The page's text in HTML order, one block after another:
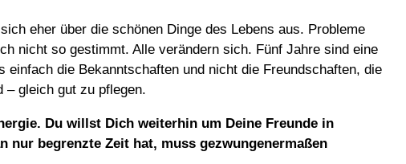
eher über die schönen Dinge des Lebens aus. Probleme
nicht so gestimmt. Alle verändern sich. Fünf Jahre sind eine
die Bekanntschaften und nicht die Freundschaften, die
– gleich gut zu pflegen.
Du willst Dich weiterhin um Deine Freunde in
nur begrenzte Zeit hat, muss gezwungenermaßen